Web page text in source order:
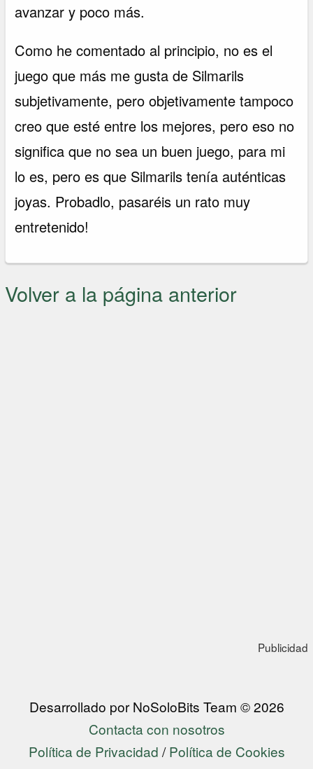
avanzar y poco más.
Como he comentado al principio, no es el
juego que más me gusta de Silmarils
subjetivamente, pero objetivamente tampoco
creo que esté entre los mejores, pero eso no
significa que no sea un buen juego, para mi
lo es, pero es que Silmarils tenía auténticas
joyas. Probadlo, pasaréis un rato muy
entretenido!
Volver a la página anterior
Publicidad
Desarrollado por NoSoloBits Team © 2026
Contacta con nosotros
Política de Privacidad /Política de Cookies